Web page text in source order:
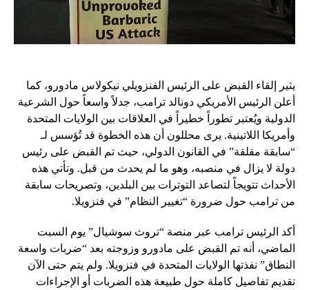
يثير إلقاء القبض على الرئيس الفنزويلي نيكولاس مادورو، كما
أعلن الرئيس الأمريكي دونالد ترامب، جدلاً واسعاً حول الشرعية
الدولية ويُعتبر تطوراً خطيراً في العلاقات بين الولايات المتحدة
وأمريكا اللاتينية. يرى محللون أن هذه الخطوة قد تُؤسس لـ
“سابقة مقلقة” في القانون الدولي، حيث تم القبض على رئيس
دولة لا يزال في منصبه، وهو ما لم يحدث من قبل. وتأتي هذه
الأحداث تتويجاً لتصاعد التوترات بين البلدين، وتصريحات سابقة
من ترامب حول ضرورة “تغيير النظام” في فنزويلا.
أكد الرئيس ترامب عبر منصة “تروث سوشيال” يوم السبت
الماضي، أنه تم القبض على مادورو وزوجته بعد “ضربات واسعة
النطاق” نفذتها الولايات المتحدة في فنزويلا. ولم يتم حتى الآن
تقديم تفاصيل كاملة حول طبيعة هذه الضربات أو الإجراءات